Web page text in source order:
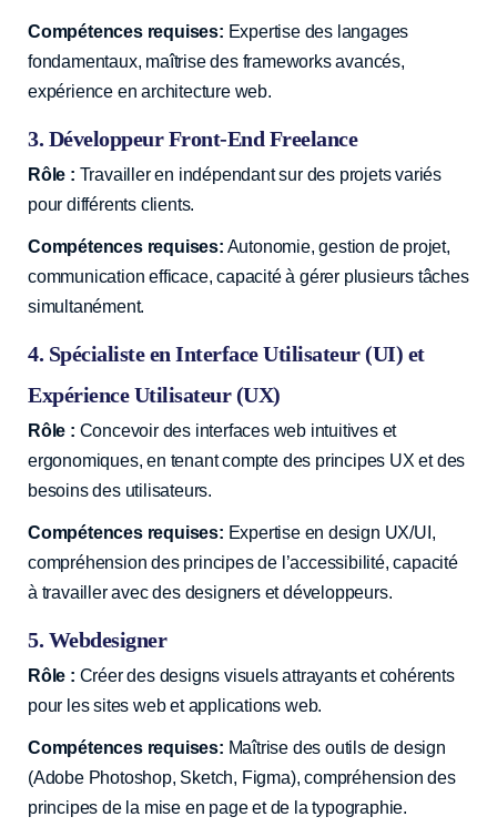
Compétences requises: Expertise des langages
fondamentaux, maîtrise des frameworks avancés,
expérience en architecture web.
3. Développeur Front-End Freelance
Rôle : Travailler en indépendant sur des projets variés
pour différents clients.
Compétences requises: Autonomie, gestion de projet,
communication efficace, capacité à gérer plusieurs tâches
simultanément.
4. Spécialiste en Interface Utilisateur (UI) et
Expérience Utilisateur (UX)
Rôle : Concevoir des interfaces web intuitives et
ergonomiques, en tenant compte des principes UX et des
besoins des utilisateurs.
Compétences requises: Expertise en design UX/UI,
compréhension des principes de l’accessibilité, capacité
à travailler avec des designers et développeurs.
5. Webdesigner
Rôle : Créer des designs visuels attrayants et cohérents
pour les sites web et applications web.
Compétences requises: Maîtrise des outils de design
(Adobe Photoshop, Sketch, Figma), compréhension des
principes de la mise en page et de la typographie.